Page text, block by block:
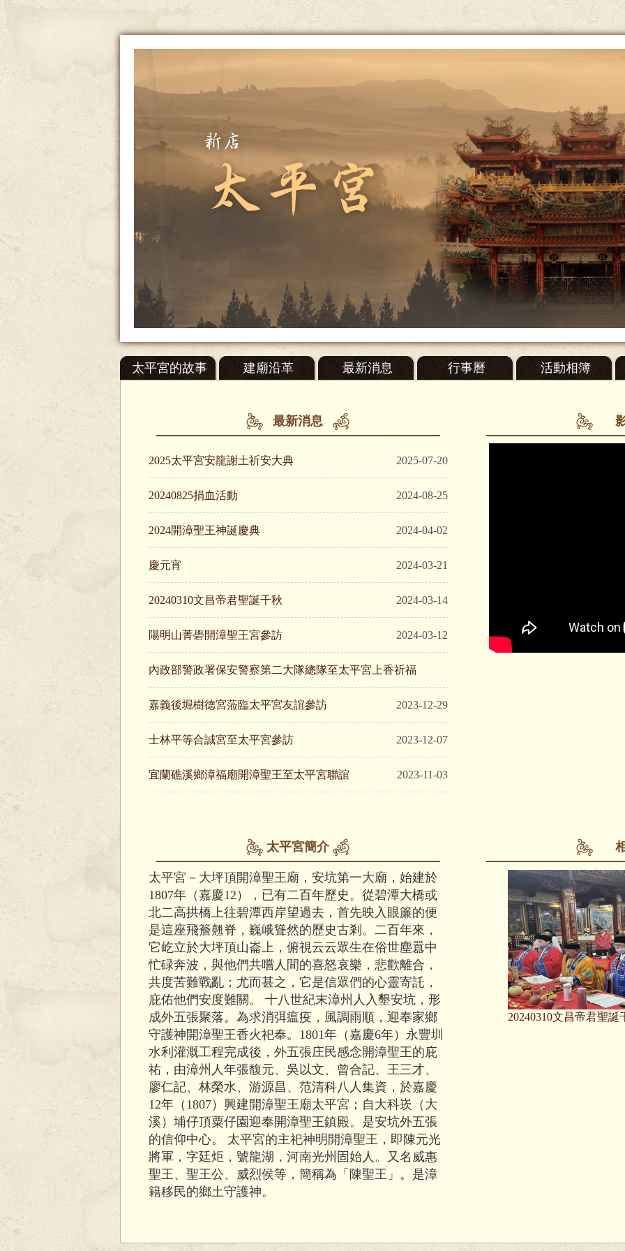
太平宮的故事 建廟沿革 最新消息 行事曆 活動相簿
最新消息
2025太平宮安龍謝土祈安大典 2025-07-20
20240825捐血活動 2024-08-25
2024開漳聖王神誕慶典 2024-04-02
慶元宵 2024-03-21
20240310文昌帝君聖誕千秋 2024-03-14
陽明山菁礐開漳聖王宮參訪 2024-03-12
內政部警政署保安警察第二大隊總隊至太平宮上香祈福
2024-02-29
嘉義後堀樹德宮蒞臨太平宮友誼參訪 2023-12-29
士林平等合誠宮至太平宮參訪 2023-12-07
宜蘭礁溪鄉漳福廟開漳聖王至太平宮聯誼 2023-11-03
太平宮簡介
太平宮－大坪頂開漳聖王廟，安坑第一大廟，始建於
1807年（嘉慶12），已有二百年歷史。從碧潭大橋或
北二高拱橋上往碧潭西岸望過去，首先映入眼簾的便
是這座飛簷翹脊，巍峨聳然的歷史古剎。二百年來，
它屹立於大坪頂山崙上，俯視云云眾生在俗世塵囂中
忙碌奔波，與他們共嚐人間的喜怒哀樂，悲歡離合，
共度苦難戰亂；尤而甚之，它是信眾們的心靈寄託，
庇佑他們安度難關。 十八世紀末漳州人入墾安坑，形
成外五張聚落。為求消弭瘟疫，風調雨順，迎奉家鄉
守護神開漳聖王香火祀奉。1801年（嘉慶6年）永豐圳
水利灌溉工程完成後，外五張庄民感念開漳聖王的庇
祐，由漳州人年張馥元、吳以文、曾合記、王三才、
廖仁記、林榮水、游源昌、范清科八人集資，於嘉慶
12年（1807）興建開漳聖王廟太平宮；自大科崁（大
溪）埔仔頂粟仔園迎奉開漳聖王鎮殿。是安坑外五張
的信仰中心。 太平宮的主祀神明開漳聖王，即陳元光
將軍，字廷炬，號龍湖，河南光州固始人。又名威惠
聖王、聖王公、威烈侯等，簡稱為「陳聖王」。是漳
籍移民的鄉土守護神。
20240310文昌帝君聖誕